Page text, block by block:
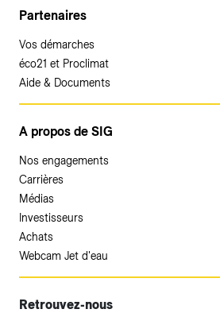
Partenaires
Vos démarches
éco21 et Proclimat
Aide & Documents
A propos de SIG
Nos engagements
Carrières
Médias
Investisseurs
Achats
Webcam Jet d'eau
Retrouvez-nous